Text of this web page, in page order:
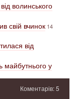
волинського
свій вчинок 14
від
майбутнього у
Коментарів: 5